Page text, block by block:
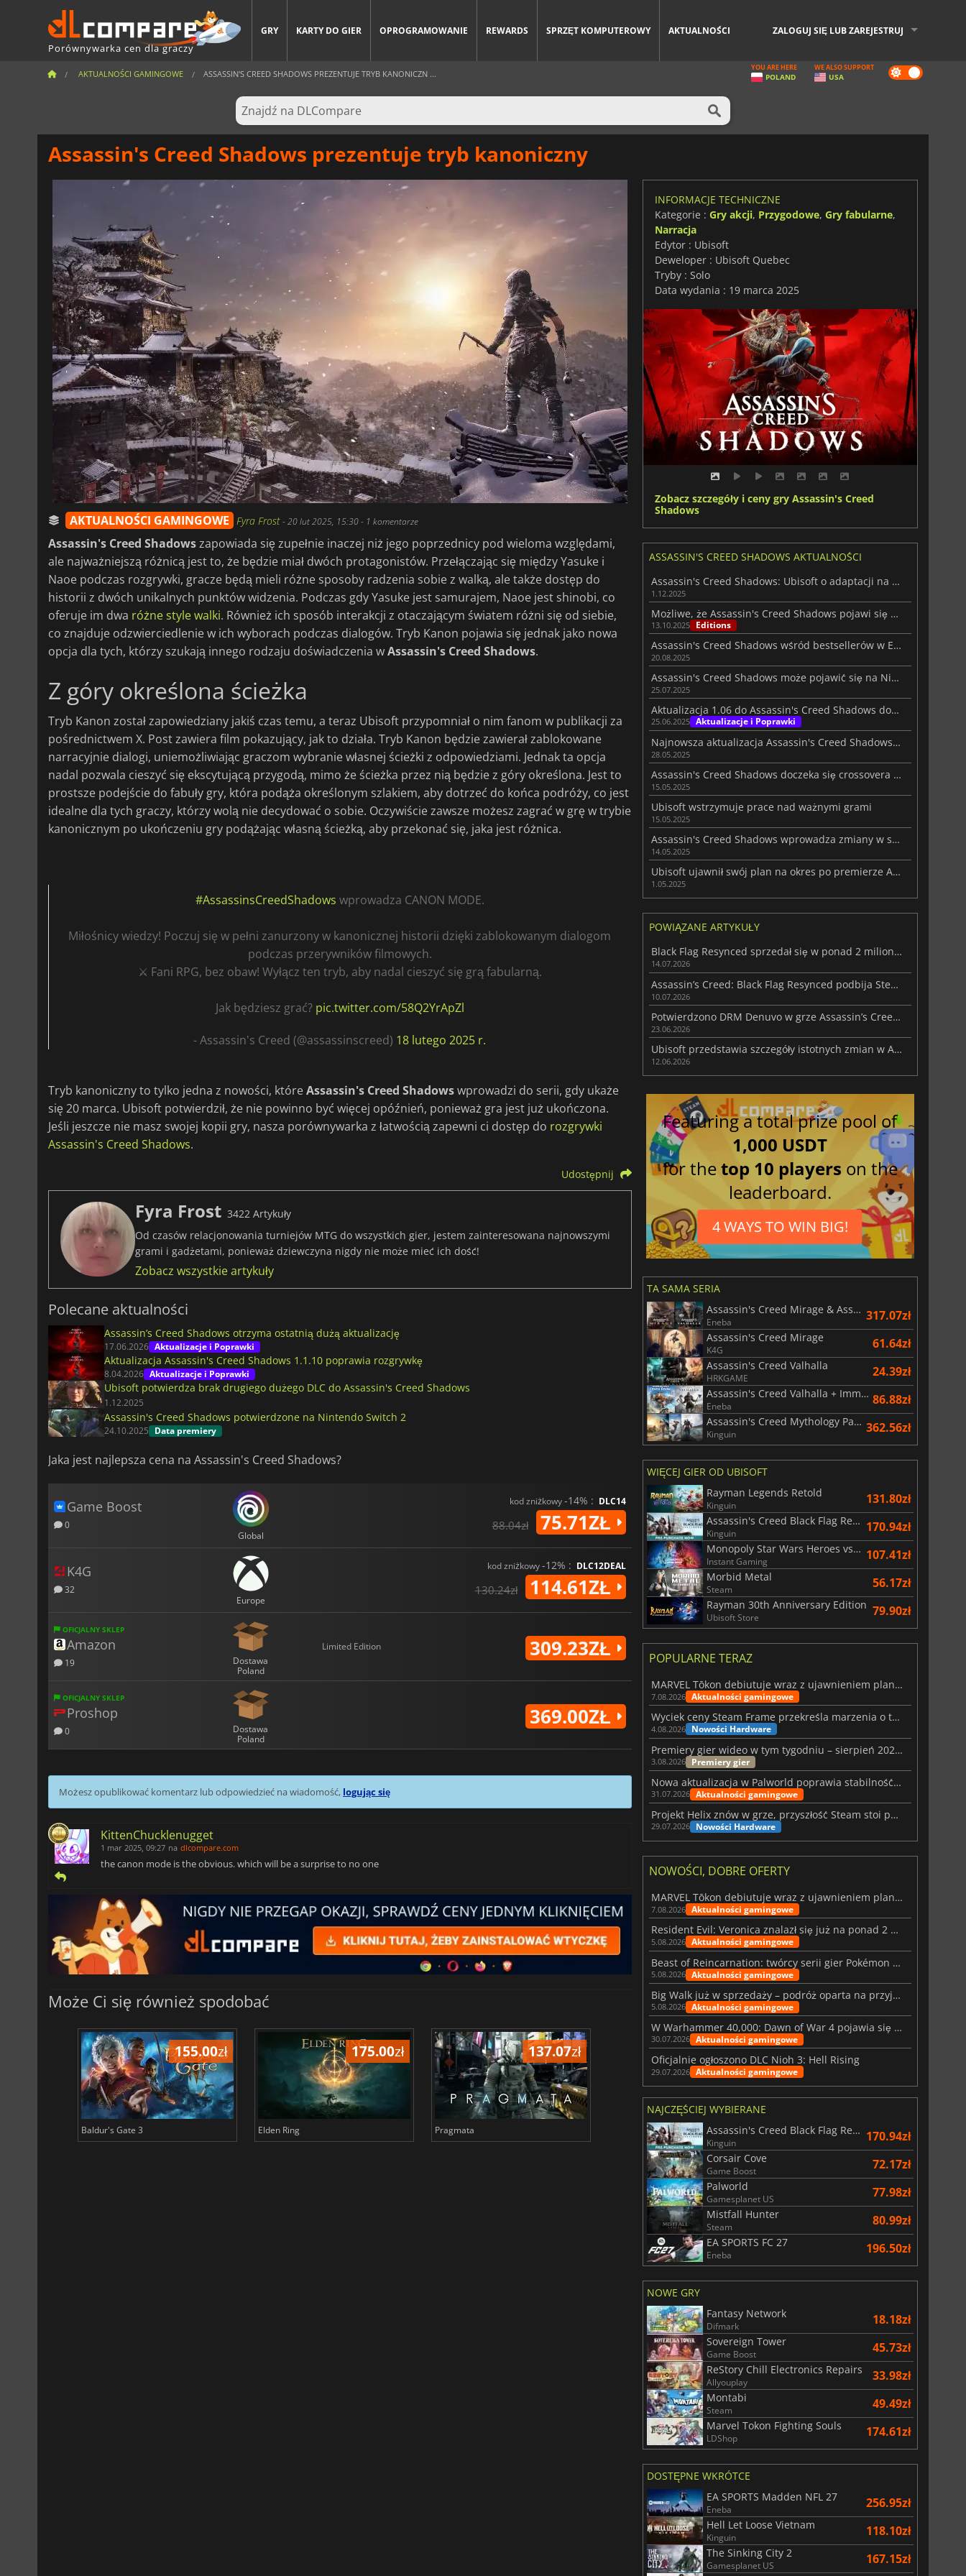
Porównywarka cen dla graczy
GRY KARTY DO GIER OPROGRAMOWANIE REWARDS SPRZĘT KOMPUTEROWY AKTUALNOŚCI ZALOGUJ SIĘ LUB ZAREJESTRUJ
AKTUALNOŚCI GAMINGOWE ASSASSIN'S CREED SHADOWS PREZENTUJE TRYB KANONICZN ... Dark
mode
YOU ARE HERE
POLAND
WE ALSO SUPPORT
USA
Assassin's Creed Shadows prezentuje tryb kanoniczny
AKTUALNOŚCI GAMINGOWE Fyra Frost-20 lut 2025, 15:30- 1 komentarze
Assassin's Creed Shadowszapowiada się zupełnie inaczej niż jego poprzednicy pod wieloma względami,
ale najważniejszą różnicą jest to, że będzie miał dwóch protagonistów. Przełączając się między Yasuke i
Naoe podczas rozgrywki, gracze będą mieli różne sposoby radzenia sobie z walką, ale także dostęp do
historii z dwóch unikalnych punktów widzenia. Podczas gdy Yasuke jest samurajem, Naoe jest shinobi, co
oferuje im dwa różne style walki. Również ich sposób interakcji z otaczającym światem różni się od siebie,
co znajduje odzwierciedlenie w ich wyborach podczas dialogów. Tryb Kanon pojawia się jednak jako nowa
opcja dla tych, którzy szukają innego rodzaju doświadczenia wAssassin's Creed Shadows.
Z góry określona ścieżka
Tryb Kanon został zapowiedziany jakiś czas temu, a teraz Ubisoft przypomniał o nim fanom w publikacji za
pośrednictwem X. Post zawiera film pokazujący, jak to działa. Tryb Kanon będzie zawierał zablokowane
narracyjnie dialogi, uniemożliwiając graczom wybranie własnej ścieżki z odpowiedziami. Jednak ta opcja
nadal pozwala cieszyć się ekscytującą przygodą, mimo że ścieżka przez nią będzie z góry określona. Jest to
prostsze podejście do fabuły gry, która podąża określonym szlakiem, aby dotrzeć do końca podróży, co jest
idealne dla tych graczy, którzy wolą nie decydować o sobie. Oczywiście zawsze możesz zagrać w grę w trybie
kanonicznym po ukończeniu gry podążając własną ścieżką, aby przekonać się, jaka jest różnica.
#AssassinsCreedShadows wprowadza CANON MODE.
Miłośnicy wiedzy! Poczuj się w pełni zanurzony w kanonicznej historii dzięki zablokowanym dialogom
podczas przerywników filmowych.
⚔️ Fani RPG, bez obaw! Wyłącz ten tryb, aby nadal cieszyć się grą fabularną.
Jak będziesz grać? pic.twitter.com/58Q2YrApZl
- Assassin's Creed (@assassinscreed) 18 lutego 2025 r.
Tryb kanoniczny to tylko jedna z nowości, któreAssassin's Creed Shadowswprowadzi do serii, gdy ukaże
się 20 marca. Ubisoft potwierdził, że nie powinno być więcej opóźnień, ponieważ gra jest już ukończona.
Jeśli jeszcze nie masz swojej kopii gry, nasza porównywarka z łatwością zapewni ci dostęp do rozgrywki
Assassin's Creed Shadows.
Udostępnij
Fyra Frost 3422 Artykuły
Od czasów relacjonowania turniejów MTG do wszystkich gier, jestem zainteresowana najnowszymi
grami i gadżetami, ponieważ dziewczyna nigdy nie może mieć ich dość!
Zobacz wszystkie artykuły
Polecane aktualności
Assassin’s Creed Shadows otrzyma ostatnią dużą aktualizację
17.06.2026 Aktualizacje i Poprawki
Aktualizacja Assassin's Creed Shadows 1.1.10 poprawia rozgrywkę
8.04.2026 Aktualizacje i Poprawki
Ubisoft potwierdza brak drugiego dużego DLC do Assassin's Creed Shadows
1.12.2025
Assassin's Creed Shadows potwierdzone na Nintendo Switch 2
24.10.2025 Data premiery
Jaka jest najlepsza cena na Assassin's Creed Shadows?
Game Boost
0
Global
kod zniżkowy-14% : DLC14
88.04zł 75.71ZŁ
K4G
32
Europe
kod zniżkowy-12% : DLC12DEAL
130.24zł 114.61ZŁ
OFICJALNY SKLEP
Amazon
19
Dostawa
Poland
Limited Edition 309.23ZŁ
OFICJALNY SKLEP
Proshop
0
Dostawa
Poland
369.00ZŁ
Możesz opublikować komentarz lub odpowiedzieć na wiadomość, logując się
KittenChucklenugget
1 mar 2025, 09:27 na dlcompare.com
the canon mode is the obvious. which will be a surprise to no one
Może Ci się również spodobać
155.00zł
Baldur's Gate 3
175.00zł
Elden Ring
137.07zł
Pragmata
28.99zł
Total War WARHAMMER 3
66.49
Lies Of P
INFORMACJE TECHNICZNE
Kategorie : Gry akcji, Przygodowe, Gry fabularne,
Narracja
Edytor : Ubisoft
Deweloper : Ubisoft Quebec
Tryby : Solo
Data wydania : 19 marca 2025
Zobacz szczegóły i ceny gry Assassin's Creed
Shadows
ASSASSIN'S CREED SHADOWS AKTUALNOŚCI
Assassin's Creed Shadows: Ubisoft o adaptacji na Nintendo Switch 2
1.12.2025
Możliwe, że Assassin's Creed Shadows pojawi się na Switch 2 wg przecieku
13.10.2025 Editions
Assassin's Creed Shadows wśród bestsellerów w Europie w 2025 roku
20.08.2025
Assassin's Creed Shadows może pojawić się na Nintendo Switch 2
25.07.2025
Aktualizacja 1.06 do Assassin's Creed Shadows dodaje tryb Koszmar
25.06.2025 Aktualizacje i Poprawki
Najnowsza aktualizacja Assassin's Creed Shadows wprowadza crossover i ulepszenia
28.05.2025
Assassin's Creed Shadows doczeka się crossovera z Dead by Daylight
15.05.2025
Ubisoft wstrzymuje prace nad ważnymi grami
15.05.2025
Assassin's Creed Shadows wprowadza zmiany w systemie parkour
14.05.2025
Ubisoft ujawnił swój plan na okres po premierze Assassin's Creed Shadows
1.05.2025
POWIĄZANE ARTYKUŁY
Black Flag Resynced sprzedał się w ponad 2 milionach sztuk w dniu premiery
14.07.2026
Assassin’s Creed: Black Flag Resynced podbija Steam
10.07.2026
Potwierdzono DRM Denuvo w grze Assassin’s Creed: Black Flag Resynced
23.06.2026
Ubisoft przedstawia szczegóły istotnych zmian w AC Black Flag Resynced
12.06.2026
Featuring a total prize pool of
1,000 USDT
for thetop 10 players on the
leaderboard.
4 WAYS TO WIN BIG!
TA SAMA SERIA
Assassin's Creed Mirage & Assassin's Creed Valhalla Bundle
Eneba 317.07zł
Assassin's Creed Mirage
K4G 61.64zł
Assassin's Creed Valhalla
HRKGAME 24.39zł
Assassin's Creed Valhalla + Immortals Fenyx Rising Bundle
Eneba 86.88zł
Assassin's Creed Mythology Pack
Kinguin 362.56zł
WIĘCEJ GIER OD UBISOFT
Rayman Legends Retold
Kinguin 131.80zł
Assassin's Creed Black Flag Resynced
Kinguin 170.94zł
Monopoly Star Wars Heroes vs. Villains
Instant Gaming 107.41zł
Morbid Metal
Steam 56.17zł
Rayman 30th Anniversary Edition
Ubisoft Store 79.90zł
POPULARNE TERAZ
MARVEL Tōkon debiutuje wraz z ujawnieniem planu rozwoju na pierwszy rok
7.08.2026 Aktualności gamingowe
Wyciek ceny Steam Frame przekreśla marzenia o tanim zestawie VR
4.08.2026 Nowości Hardware
Premiery gier wideo w tym tygodniu – sierpień 2026 r. (32. tydzień)
3.08.2026 Premiery gier
Nowa aktualizacja w Palworld poprawia stabilność Sunreach i walk z bossami
31.07.2026 Aktualności gamingowe
Projekt Helix znów w grze, przyszłość Steam stoi pod znakiem zapytania
29.07.2026 Nowości Hardware
NOWOŚCI, DOBRE OFERTY
MARVEL Tōkon debiutuje wraz z ujawnieniem planu rozwoju na pierwszy rok
7.08.2026 Aktualności gamingowe
Resident Evil: Veronica znalazł się już na ponad 2 milionach list życzeń
5.08.2026 Aktualności gamingowe
Beast of Reincarnation: twórcy serii gier Pokémon wkraczają na nową ścieżkę
5.08.2026 Aktualności gamingowe
Big Walk już w sprzedaży – podróż oparta na przyjaźni
5.08.2026 Aktualności gamingowe
W Warhammer 40,000: Dawn of War 4 pojawia się frakcja Nekronów
30.07.2026 Aktualności gamingowe
Oficjalnie ogłoszono DLC Nioh 3: Hell Rising
29.07.2026 Aktualności gamingowe
NAJCZĘŚCIEJ WYBIERANE
Assassin's Creed Black Flag Resynced
Kinguin 170.94zł
Corsair Cove
Game Boost 72.17zł
Palworld
Gamesplanet US 77.98zł
Mistfall Hunter
Steam 80.99zł
EA SPORTS FC 27
Eneba 196.50zł
NOWE GRY
Fantasy Network
Difmark 18.18zł
Sovereign Tower
Game Boost 45.73zł
ReStory Chill Electronics Repairs
Allyouplay 33.98zł
Montabi
Steam 49.49zł
Marvel Tokon Fighting Souls
LDShop 174.61zł
DOSTĘPNE WKRÓTCE
EA SPORTS Madden NFL 27
Eneba 256.95zł
Hell Let Loose Vietnam
Kinguin 118.10zł
The Sinking City 2
Gamesplanet US 167.15zł